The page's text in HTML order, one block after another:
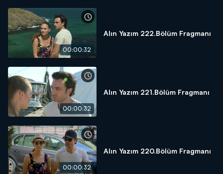
00:00:32
Alın Yazım 222.Bölüm Fragmanı
00:00:32
Alın Yazım 221.Bölüm Fragmanı
00:00:32
Alın Yazım 220.Bölüm Fragmanı